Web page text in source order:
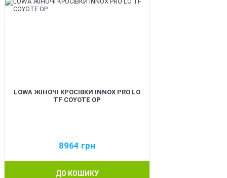
LOWA ЖІНОЧІ КРОСІВКИ INNOX PRO LO
TF COYOTE OP
8964 грн
ДО КОШИКУ